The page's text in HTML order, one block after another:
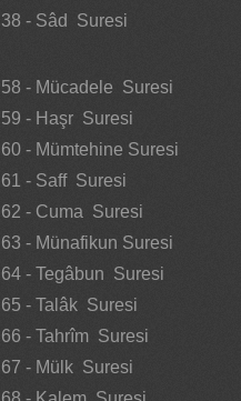
38 - Sâd Suresi
58 - Mücadele Suresi
59 - Haşr Suresi
60 - Mümtehine Suresi
61 - Saff Suresi
62 - Cuma Suresi
63 - Münafikun Suresi
64 - Tegâbun Suresi
65 - Talâk Suresi
66 - Tahrîm Suresi
67 - Mülk Suresi